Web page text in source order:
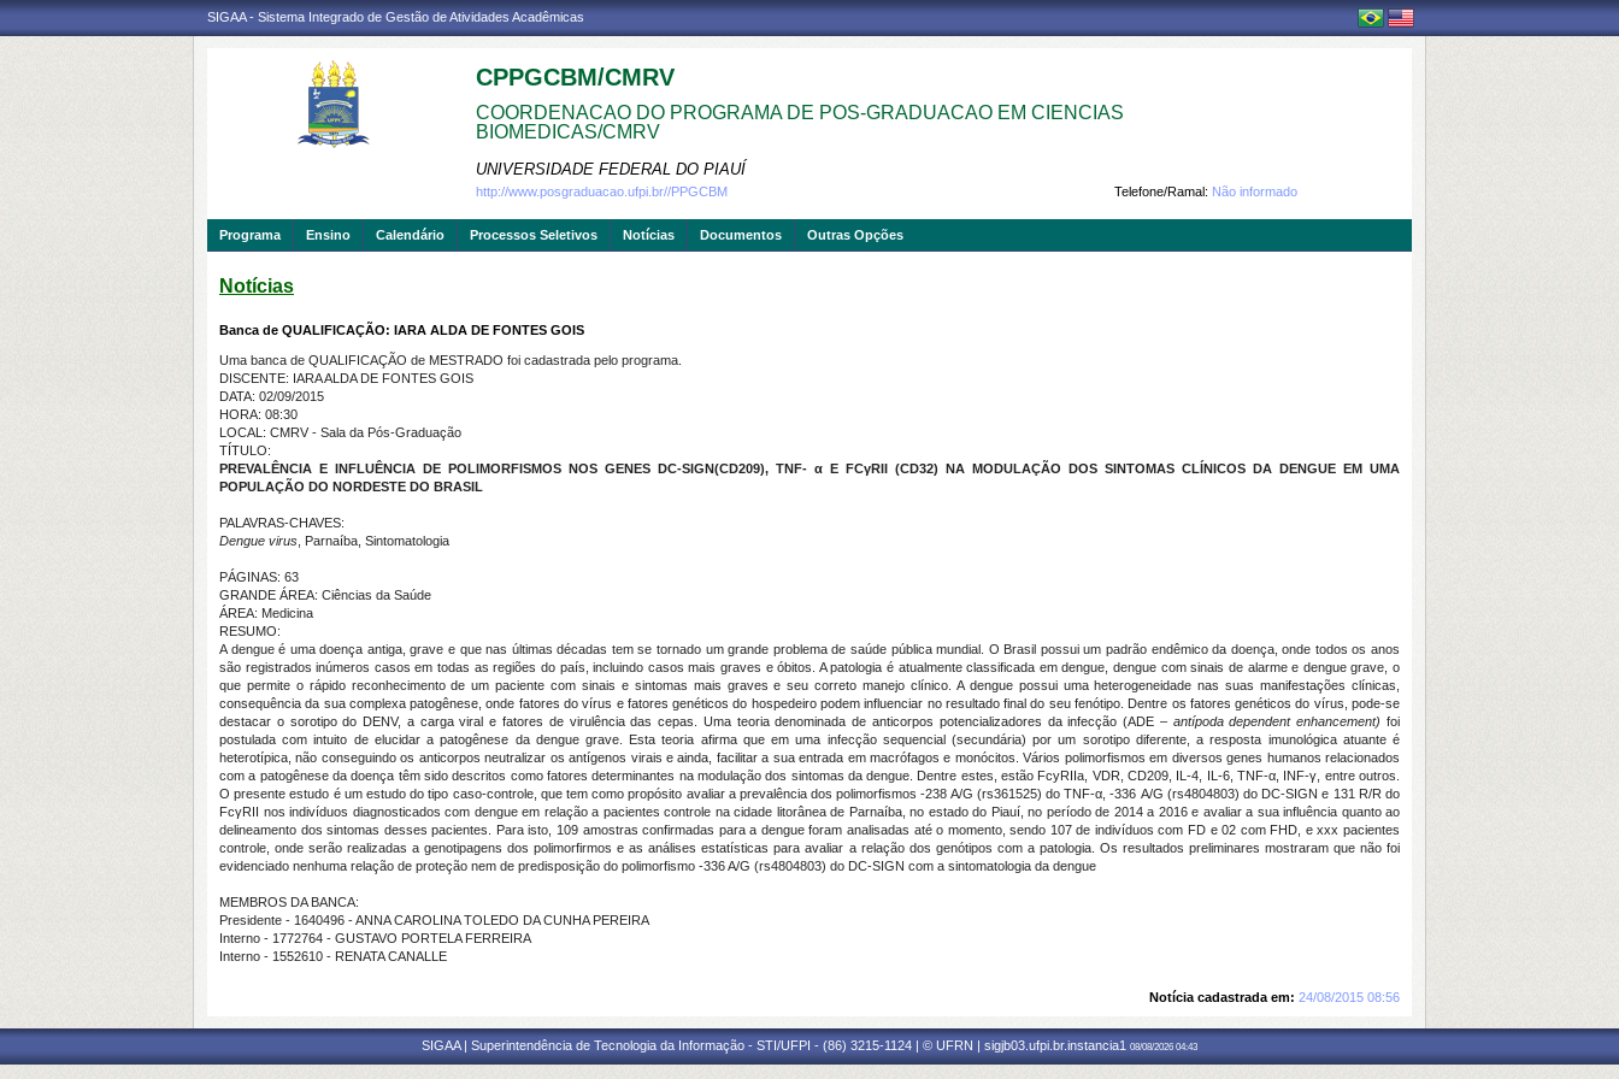
SIGAA - Sistema Integrado de Gestão de Atividades Acadêmicas
CPPGCBM/CMRV
COORDENACAO DO PROGRAMA DE POS-GRADUACAO EM CIENCIAS
BIOMEDICAS/CMRV
UNIVERSIDADE FEDERAL DO PIAUÍ
Telefone/Ramal: Não informado
http://www.posgraduacao.ufpi.br//PPGCBM
Programa Ensino Calendário Processos Seletivos Notícias Documentos Outras Opções
Notícias
Banca de QUALIFICAÇÃO: IARA ALDA DE FONTES GOIS
Uma banca de QUALIFICAÇÃO de MESTRADO foi cadastrada pelo programa.
DISCENTE: IARA ALDA DE FONTES GOIS
DATA: 02/09/2015
HORA: 08:30
LOCAL: CMRV - Sala da Pós-Graduação
TÍTULO:
PREVALÊNCIA E INFLUÊNCIA DE POLIMORFISMOS NOS GENES DC-SIGN(CD209), TNF- α E FCγRII (CD32) NA MODULAÇÃO DOS SINTOMAS CLÍNICOS DA DENGUE EM UMA
POPULAÇÃO DO NORDESTE DO BRASIL
PALAVRAS-CHAVES:
Dengue virus , Parnaíba, Sintomatologia
PÁGINAS: 63
GRANDE ÁREA: Ciências da Saúde
ÁREA: Medicina
RESUMO:
A dengue é uma doença antiga, grave e que nas últimas décadas tem se tornado um grande problema de saúde pública mundial. O Brasil possui um padrão endêmico da doença, onde todos os anos
são registrados inúmeros casos em todas as regiões do país, incluindo casos mais graves e óbitos. A patologia é atualmente classificada em dengue, dengue com sinais de alarme e dengue grave, o
que permite o rápido reconhecimento de um paciente com sinais e sintomas mais graves e seu correto manejo clínico. A dengue possui uma heterogeneidade nas suas manifestações clínicas,
consequência da sua complexa patogênese, onde fatores do vírus e fatores genéticos do hospedeiro podem influenciar no resultado final do seu fenótipo. Dentre os fatores genéticos do vírus, pode-se
destacar o sorotipo do DENV, a carga viral e fatores de virulência das cepas. Uma teoria denominada de anticorpos potencializadores da infecção (ADE – antípoda dependent enhancement)foi
postulada com intuito de elucidar a patogênese da dengue grave. Esta teoria afirma que em uma infecção sequencial (secundária) por um sorotipo diferente, a resposta imunológica atuante é
heterotípica, não conseguindo os anticorpos neutralizar os antígenos virais e ainda, facilitar a sua entrada em macrófagos e monócitos. Vários polimorfismos em diversos genes humanos relacionados
com a patogênese da doença têm sido descritos como fatores determinantes na modulação dos sintomas da dengue. Dentre estes, estão FcyRIIa, VDR, CD209, IL-4, IL-6, TNF-α, INF-γ, entre outros.
O presente estudo é um estudo do tipo caso-controle, que tem como propósito avaliar a prevalência dos polimorfismos -238 A/G (rs361525) do TNF-α, -336 A/G (rs4804803) do DC-SIGN e 131 R/R do
FcγRII nos indivíduos diagnosticados com dengue em relação a pacientes controle na cidade litorânea de Parnaíba, no estado do Piauí, no período de 2014 a 2016 e avaliar a sua influência quanto ao
delineamento dos sintomas desses pacientes. Para isto, 109 amostras confirmadas para a dengue foram analisadas até o momento, sendo 107 de indivíduos com FD e 02 com FHD, e xxx pacientes
controle, onde serão realizadas a genotipagens dos polimorfirmos e as análises estatísticas para avaliar a relação dos genótipos com a patologia. Os resultados preliminares mostraram que não foi
evidenciado nenhuma relação de proteção nem de predisposição do polimorfismo -336 A/G (rs4804803) do DC-SIGN com a sintomatologia da dengue
MEMBROS DA BANCA:
Presidente - 1640496 - ANNA CAROLINA TOLEDO DA CUNHA PEREIRA
Interno - 1772764 - GUSTAVO PORTELA FERREIRA
Interno - 1552610 - RENATA CANALLE
Notícia cadastrada em: 24/08/2015 08:56
SIGAA | Superintendência de Tecnologia da Informação - STI/UFPI - (86) 3215-1124 | © UFRN | sigjb03.ufpi.br.instancia1 08/08/2026 04:43